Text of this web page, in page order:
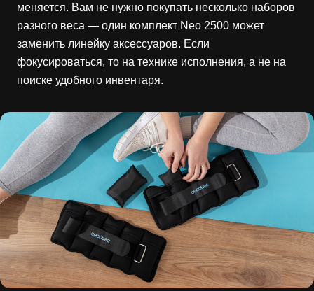
меняется. Вам не нужно покупать несколько наборов
разного веса — один комплект Neo 2500 может
заменить линейку аксессуаров. Если
фокусироваться, то на технике исполнения, а не на
поиске удобного инвентаря.